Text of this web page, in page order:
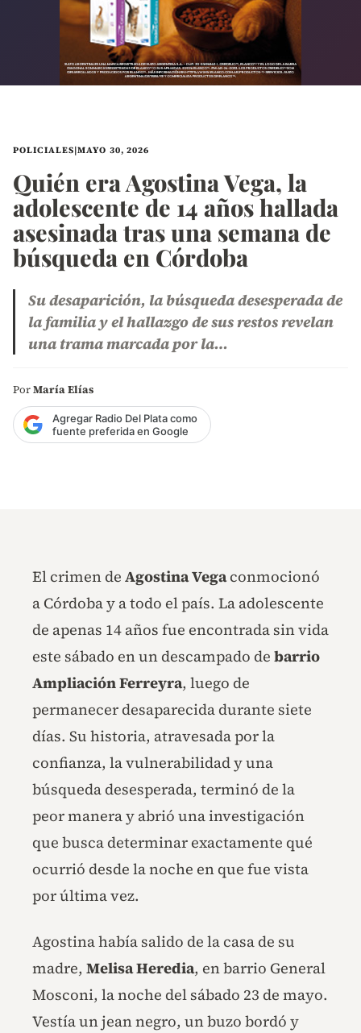
POLICIALES|MAYO 30, 2026
Quién era Agostina Vega, la
adolescente de 14 años hallada
asesinada tras una semana de
búsqueda en Córdoba
Su desaparición, la búsqueda desesperada de
la familia y el hallazgo de sus restos revelan
una trama marcada por la…
PorMaría Elías
Agregar Radio Del Plata como
fuente preferida en Google
El crimen de Agostina Vegaconmocionó
a Córdoba y a todo el país. La adolescente
de apenas 14 años fue encontrada sin vida
este sábado en un descampado de barrio
Ampliación Ferreyra, luego de
permanecer desaparecida durante siete
días. Su historia, atravesada por la
confianza, la vulnerabilidad y una
búsqueda desesperada, terminó de la
peor manera y abrió una investigación
que busca determinar exactamente qué
ocurrió desde la noche en que fue vista
por última vez.
Agostina había salido de la casa de su
madre, Melisa Heredia, en barrio General
Mosconi, la noche del sábado 23 de mayo.
Vestía un jean negro, un buzo bordó y